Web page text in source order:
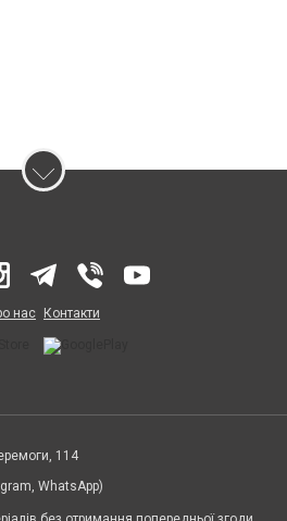
нас Контакти
114
WhatsApp)